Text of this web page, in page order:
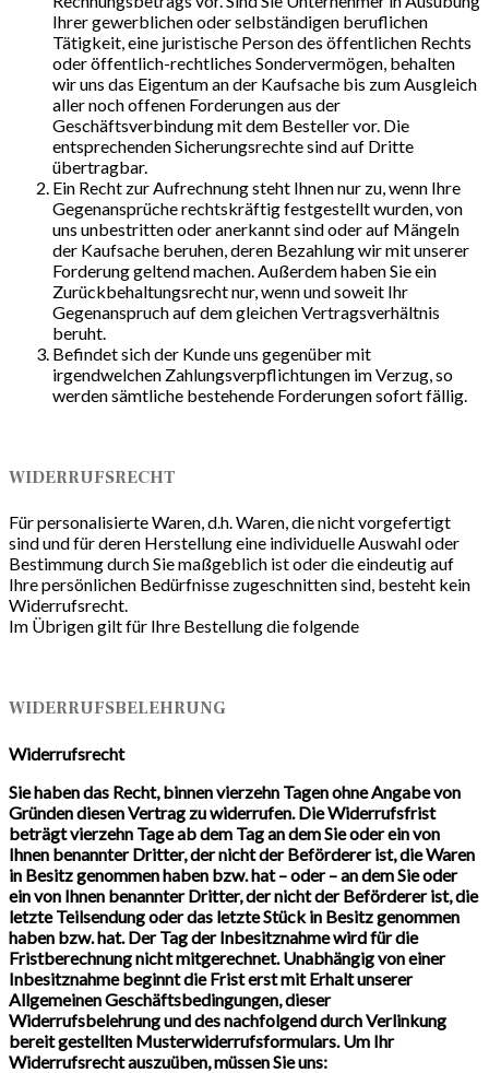
Ihrer gewerblichen oder selbständigen beruflichen
Tätigkeit, eine juristische Person des öffentlichen Rechts
oder öffentlich-rechtliches Sondervermögen, behalten
wir uns das Eigentum an der Kaufsache bis zum Ausgleich
aller noch offenen Forderungen aus der
Geschäftsverbindung mit dem Besteller vor. Die
entsprechenden Sicherungsrechte sind auf Dritte
übertragbar.
Ein Recht zur Aufrechnung steht Ihnen nur zu, wenn Ihre
Gegenansprüche rechtskräftig festgestellt wurden, von
uns unbestritten oder anerkannt sind oder auf Mängeln
der Kaufsache beruhen, deren Bezahlung wir mit unserer
Forderung geltend machen. Außerdem haben Sie ein
Zurückbehaltungsrecht nur, wenn und soweit Ihr
Gegenanspruch auf dem gleichen Vertragsverhältnis
beruht.
Befindet sich der Kunde uns gegenüber mit
irgendwelchen Zahlungsverpflichtungen im Verzug, so
werden sämtliche bestehende Forderungen sofort fällig.
WIDERRUFSRECHT
Für personalisierte Waren, d.h. Waren, die nicht vorgefertigt
sind und für deren Herstellung eine individuelle Auswahl oder
Bestimmung durch Sie maßgeblich ist oder die eindeutig auf
Ihre persönlichen Bedürfnisse zugeschnitten sind, besteht kein
Widerrufsrecht.
Im Übrigen gilt für Ihre Bestellung die folgende
WIDERRUFSBELEHRUNG
Widerrufsrecht
Sie haben das Recht, binnen vierzehn Tagen ohne Angabe von
Gründen diesen Vertrag zu widerrufen. Die Widerrufsfrist
beträgt vierzehn Tage ab dem Tag an dem Sie oder ein von
Ihnen benannter Dritter, der nicht der Beförderer ist, die Waren
in Besitz genommen haben bzw. hat – oder – an dem Sie oder
ein von Ihnen benannter Dritter, der nicht der Beförderer ist, die
letzte Teilsendung oder das letzte Stück in Besitz genommen
haben bzw. hat. Der Tag der Inbesitznahme wird für die
Fristberechnung nicht mitgerechnet. Unabhängig von einer
Inbesitznahme beginnt die Frist erst mit Erhalt unserer
Allgemeinen Geschäftsbedingungen, dieser
Widerrufsbelehrung und des nachfolgend durch Verlinkung
bereit gestellten Musterwiderrufsformulars. Um Ihr
Widerrufsrecht auszuüben, müssen Sie uns: